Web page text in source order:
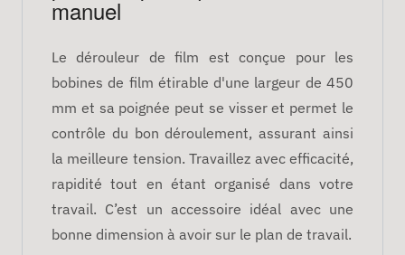
manuel
Le dérouleur de film est conçue pour les
bobines de film étirable d'une largeur de 450
mm et sa poignée peut se visser et permet le
contrôle du bon déroulement, assurant ainsi
la meilleure tension. Travaillez avec efficacité,
rapidité tout en étant organisé dans votre
travail. C’est un accessoire idéal avec une
bonne dimension à avoir sur le plan de travail.